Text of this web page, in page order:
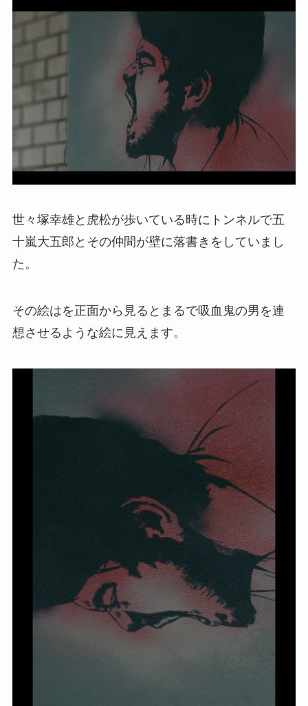
世々塚幸雄と虎松が歩いている時にトンネルで五
十嵐大五郎とその仲間が壁に落書きをしていまし
た。
その絵はを正面から見るとまるで吸血鬼の男を連
想させるような絵に見えます。